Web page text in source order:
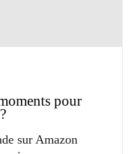
pour
sur Amazon